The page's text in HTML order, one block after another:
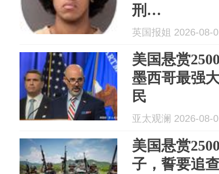
刑…
英国报姐 2026-08-
美国悬赏
墨西哥最强
民
亚太观澜 2026-08-
美国悬赏
子，誓要追